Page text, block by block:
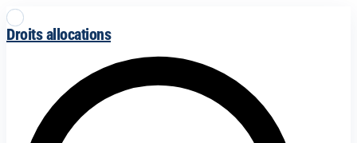
Droits allocations